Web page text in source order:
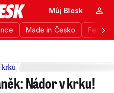
Made in Česko
Můj Blesk
Nádor v krku!